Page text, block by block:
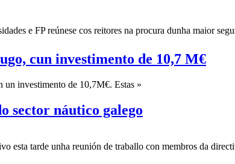
e FP reúnese cos reitores na procura dunha maior
cun investimento de 10,7 M€
un investimento de 10,7M€. Estas »
sector náutico galego
esta tarde unha reunión de traballo con membros da